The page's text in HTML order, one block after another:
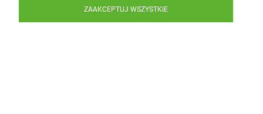
ZAAKCEPTUJ WSZYSTKIE